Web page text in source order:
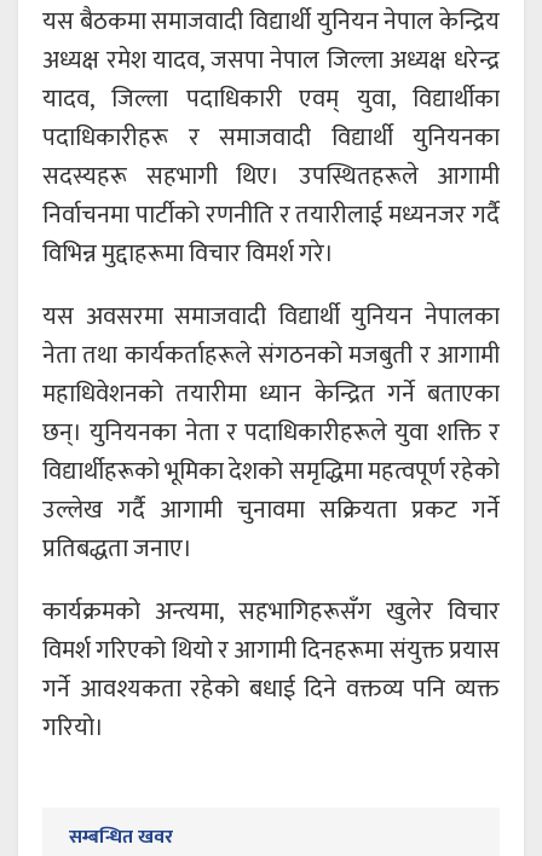
यस बैठकमा समाजवादी विद्यार्थी युनियन नेपाल केन्द्रिय
अध्यक्ष रमेश यादव, जसपा नेपाल जिल्ला अध्यक्ष धरेन्द्र
यादव, जिल्ला पदाधिकारी एवम् युवा, विद्यार्थीका
पदाधिकारीहरू र समाजवादी विद्यार्थी युनियनका
सदस्यहरू सहभागी थिए। उपस्थितहरूले आगामी
निर्वाचनमा पार्टीको रणनीति र तयारीलाई मध्यनजर गर्दै
विभिन्न मुद्दाहरूमा विचार विमर्श गरे।
यस अवसरमा समाजवादी विद्यार्थी युनियन नेपालका
नेता तथा कार्यकर्ताहरूले संगठनको मजबुती र आगामी
महाधिवेशनको तयारीमा ध्यान केन्द्रित गर्ने बताएका
छन्। युनियनका नेता र पदाधिकारीहरूले युवा शक्ति र
विद्यार्थीहरूको भूमिका देशको समृद्धिमा महत्वपूर्ण रहेको
उल्लेख गर्दै आगामी चुनावमा सक्रियता प्रकट गर्ने
प्रतिबद्धता जनाए।
कार्यक्रमको अन्त्यमा, सहभागिहरूसँग खुलेर विचार
विमर्श गरिएको थियो र आगामी दिनहरूमा संयुक्त प्रयास
गर्ने आवश्यकता रहेको बधाई दिने वक्तव्य पनि व्यक्त
गरियो।
सम्बन्धित खवर